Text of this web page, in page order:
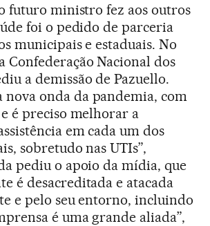
futuro ministro fez aos outros
foi o pedido de parceria
municipais e estaduais. No
Confederação Nacional dos
a demissão de Pazuello.
nova onda da pandemia, com
é preciso melhorar a
em cada um dos
sobretudo nas UTIs”,
pediu o apoio da mídia, que
é desacreditada e atacada
e pelo seu entorno, incluindo
é uma grande aliada”,